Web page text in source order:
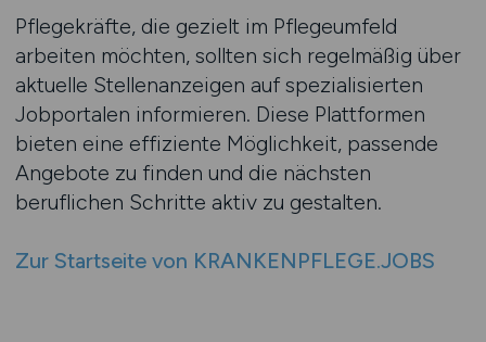
Pflegekräfte, die gezielt im Pflegeumfeld
arbeiten möchten, sollten sich regelmäßig über
aktuelle Stellenanzeigen auf spezialisierten
Jobportalen informieren. Diese Plattformen
bieten eine effiziente Möglichkeit, passende
Angebote zu finden und die nächsten
beruflichen Schritte aktiv zu gestalten.
Zur Startseite von KRANKENPFLEGE.JOBS